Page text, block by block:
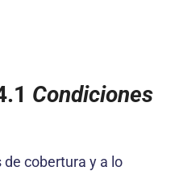
Condiciones
cobertura y a lo